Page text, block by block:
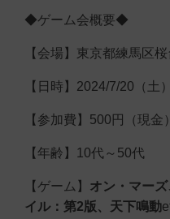
◆ゲーム会概要◆
【会場】東京都練馬
【日時】2024/7/20（土
【参加費】500円（現金）
【年齢】10代～50代
【ゲーム】 オン ・ マーズ
イル：第2版、 天下鳴動